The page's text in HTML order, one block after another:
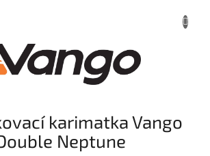
karimatka Vango
Neptune